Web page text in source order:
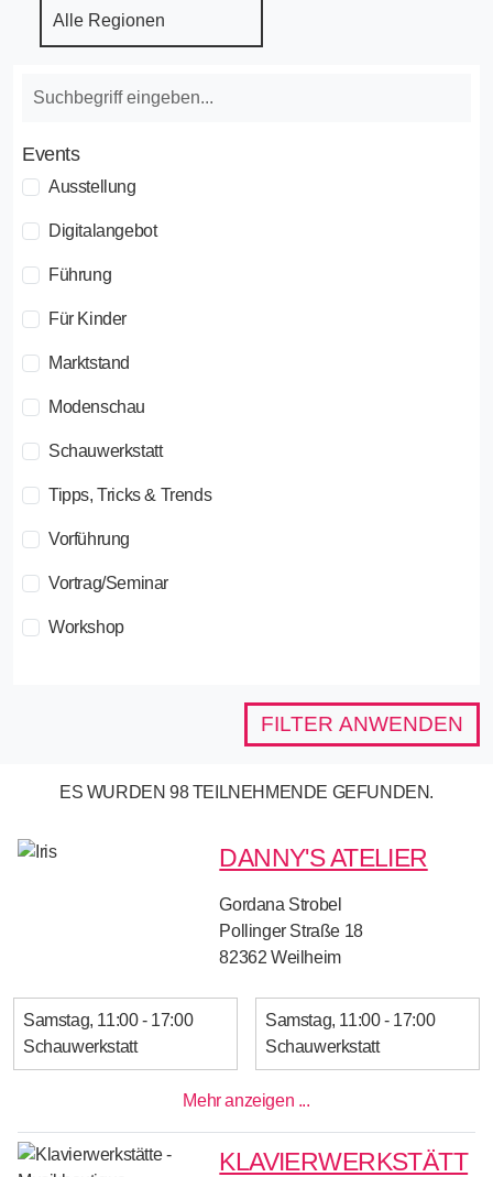
Events
Ausstellung
Digitalangebot
Führung
Für Kinder
Marktstand
Modenschau
Schauwerkstatt
Tipps, Tricks & Trends
Vorführung
Vortrag/Seminar
Workshop
FILTER ANWENDEN
ES WURDEN 98 TEILNEHMENDE GEFUNDEN.
DANNY'S ATELIER
Gordana Strobel
Pollinger Straße 18
82362 Weilheim
Samstag 11:00 - 17:00
Schauwerkstatt
Samstag 11:00 - 17:00
Schauwerkstatt
Mehr anzeigen ...
KLAVIERWERKSTÄTT